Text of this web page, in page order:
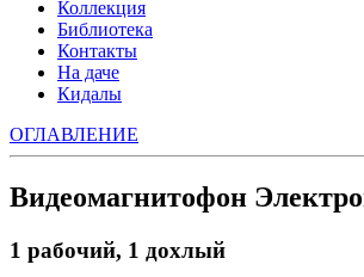
Коллекция
Библиотека
Контакты
На даче
Кидалы
ОГЛАВЛЕНИЕ
Видеомагнитофон
1 рабочий, 1 дохлый